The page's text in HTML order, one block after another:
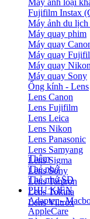
Máy ảnh loại
Fujifilm Instax
Máy ảnh du lịch
Máy quay phim
Máy quay
Máy quay
Máy quay Nikon
Máy quay Sony
Ống kính - Lens
Lens Canon
Lens Fujifilm
Lens Leica
Lens Nikon
Lens Panasonic
Lens Samyang
Lens Sigma
Lens Sony
Lens Tamron
Lens Tokina
Lens Viltrox
Thêm
Thẻ nhớ
Thẻ nhớ SD
PHỤ KIỆN
Adapter -
AppleCare